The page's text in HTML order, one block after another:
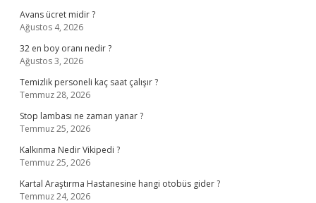
Avans ücret midir ?
Ağustos 4, 2026
32 en boy oranı nedir ?
Ağustos 3, 2026
Temizlik personeli kaç saat çalışır ?
Temmuz 28, 2026
Stop lambası ne zaman yanar ?
Temmuz 25, 2026
Kalkınma Nedir Vikipedi ?
Temmuz 25, 2026
Kartal Araştırma Hastanesine hangi otobüs gider ?
Temmuz 24, 2026